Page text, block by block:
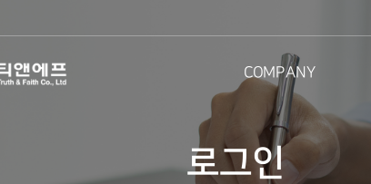
COMPANY
로그인